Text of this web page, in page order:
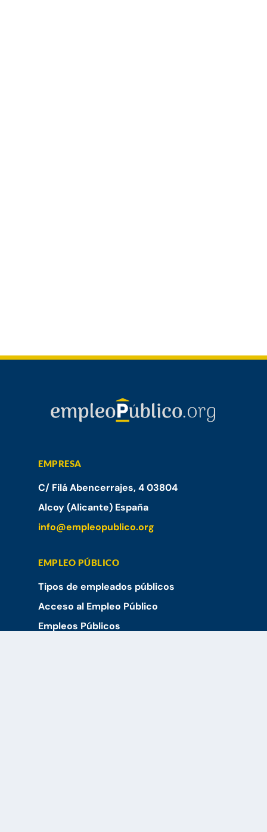
EMPRESA
C/ Filá Abencerrajes, 4 03804
Alcoy (Alicante) España
info@empleopublico.org
EMPLEO PÚBLICO
Tipos de empleados públicos
Acceso al Empleo Público
Empleos Públicos